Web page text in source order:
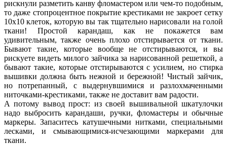
рискнули разметить канву фломастером или чем-то подобным,
то даже стопроцентное покрытие крестиками не закроет сетку
10х10 клеток, которую вы так тщательно нарисовали на голой
ткани! Простой карандаш, как не покажется вам
удивительным, также очень плохо отстирывается от ткани.
Бывают такие, которые вообще не отстирываются, и вы
рискуете видеть милого зайчика за нарисованной решеткой, а
бывают такие, которые отстирываются с усилием, но стирка
вышивки должна быть нежной и бережной! Чистый зайчик,
но потрепанный, с выдернувшимися и разлохмаченными
ниточками-крестиками, также не доставит вам радости.
А потому вывод прост: из своей вышивальной шкатулочки
надо выбросить карандаши, ручки, фломастеры и обычные
маркеры. Запаситесь катушечными нитками, специальными
лесками, и смывающимися-исчезающими маркерами для
ткани.